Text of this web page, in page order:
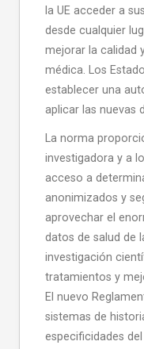
la UE acceder a
desde cualquier
mejorar la calidad
médica. Los
establecer una
aplicar las nuevas
La norma
investigadora y a
acceso a
anonimizados y
aprovechar el
datos de salud de
investigación
tratamientos y
El nuevo
sistemas de
especificidades